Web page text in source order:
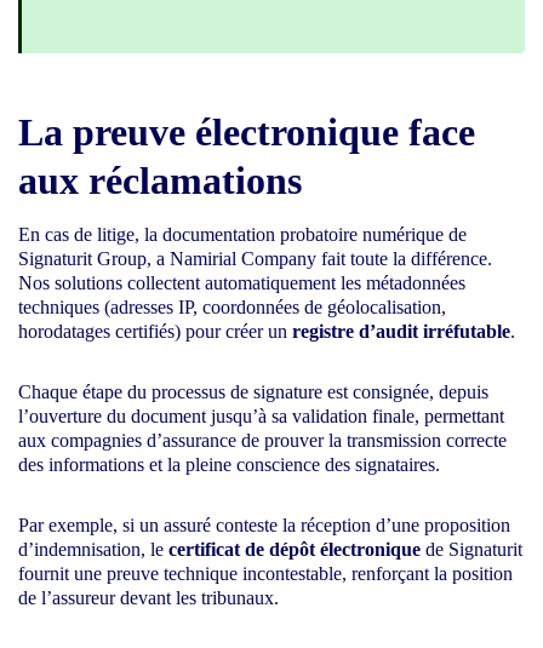
La preuve électronique face
aux réclamations
En cas de litige, la documentation probatoire numérique de
Signaturit Group, a Namirial Company fait toute la différence.
Nos solutions collectent automatiquement les métadonnées
techniques (adresses IP, coordonnées de géolocalisation,
horodatages certifiés) pour créer un registre d’audit irréfutable.
Chaque étape du processus de signature est consignée, depuis
l’ouverture du document jusqu’à sa validation finale, permettant
aux compagnies d’assurance de prouver la transmission correcte
des informations et la pleine conscience des signataires.
Par exemple, si un assuré conteste la réception d’une proposition
d’indemnisation, le certificat de dépôt électronique de Signaturit
fournit une preuve technique incontestable, renforçant la position
de l’assureur devant les tribunaux.